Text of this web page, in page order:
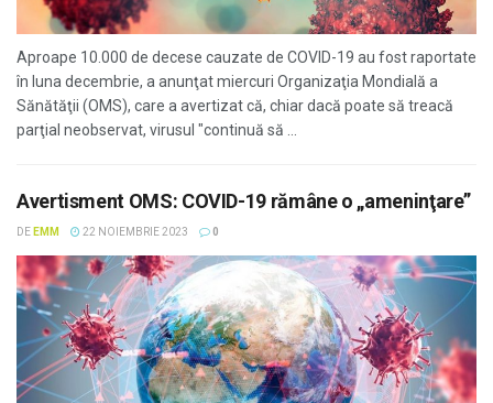
Aproape 10.000 de decese cauzate de COVID-19 au fost raportate
în luna decembrie, a anunţat miercuri Organizaţia Mondială a
Sănătăţii (OMS), care a avertizat că, chiar dacă poate să treacă
parţial neobservat, virusul "continuă să ...
Avertisment OMS: COVID-19 rămâne o „ameninţare”
DE EMM 22 NOIEMBRIE 2023 0